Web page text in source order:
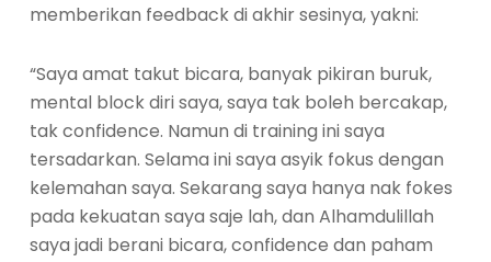
memberikan feedback di akhir sesinya, yakni:
“Saya amat takut bicara, banyak pikiran buruk,
mental block diri saya, saya tak boleh bercakap,
tak confidence. Namun di training ini saya
tersadarkan. Selama ini saya asyik fokus dengan
kelemahan saya. Sekarang saya hanya nak fokes
pada kekuatan saya saje lah, dan Alhamdulillah
saya jadi berani bicara, confidence dan paham